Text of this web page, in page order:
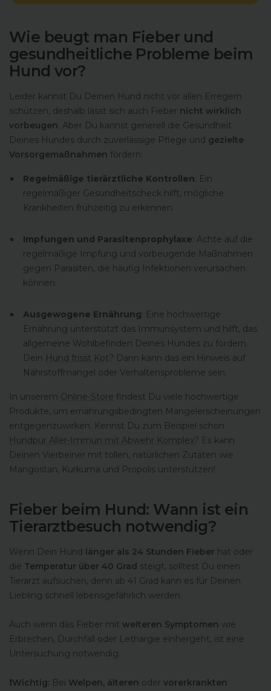
Wie beugt man Fieber und
gesundheitliche Probleme beim
Hund vor?
Leider kannst Du Deinen Hund nicht vor allen Erregern
schützen, deshalb lässt sich auch Fieber nicht wirklich
vorbeugen. Aber Du kannst generell die Gesundheit
Deines Hundes durch zuverlässige Pflege und gezielte
Vorsorgemaßnahmen fördern:
Regelmäßige tierärztliche Kontrollen: Ein
regelmäßiger Gesundheitscheck hilft, mögliche
Krankheiten frühzeitig zu erkennen.
Impfungen und Parasitenprophylaxe: Achte auf die
regelmäßige Impfung und vorbeugende Maßnahmen
gegen Parasiten, die häufig Infektionen verursachen
können.
Ausgewogene Ernährung: Eine hochwertige
Ernährung unterstützt das Immunsystem und hilft, das
allgemeine Wohlbefinden Deines Hundes zu fördern.
Dein Hund frisst Kot? Dann kann das ein Hinweis auf
Nährstoffmangel oder Verhaltensprobleme sein.
In unserem Online-Store findest Du viele hochwertige
Produkte, um ernährungsbedingten Mangelerscheinungen
entgegenzuwirken. Kennst Du zum Beispiel schon
Hundpur Aller-Immun mit Abwehr Komplex? Es kann
Deinen Vierbeiner mit tollen, natürlichen Zutaten wie
Mangostan, Kurkuma und Propolis unterstützen!
Fieber beim Hund: Wann ist ein
Tierarztbesuch notwendig?
Wenn Dein Hund länger als 24 Stunden Fieber hat oder
die Temperatur über 40 Grad steigt, solltest Du einen
Tierarzt aufsuchen, denn ab 41 Grad kann es für Deinen
Liebling schnell lebensgefährlich werden.
Auch wenn das Fieber mit weiteren Symptomen wie
Erbrechen, Durchfall oder Lethargie einhergeht, ist eine
Untersuchung notwendig.
❗️Wichtig: Bei Welpen, älteren oder vorerkrankten